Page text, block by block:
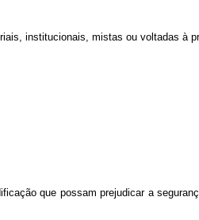
institucionais, mistas ou voltadas à
que possam prejudicar a